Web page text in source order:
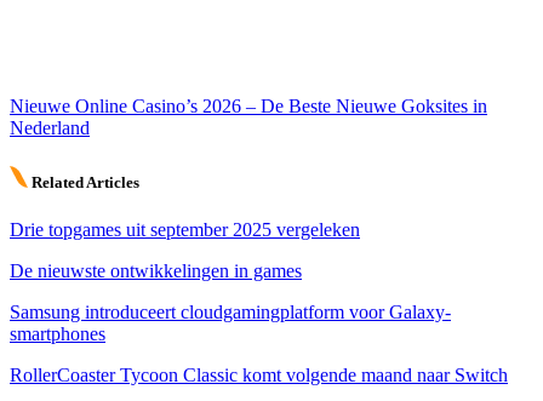
Nieuwe Online Casino’s 2026 – De Beste Nieuwe Goksites in
Nederland
Related Articles
Drie topgames uit september 2025 vergeleken
De nieuwste ontwikkelingen in games
Samsung introduceert cloudgamingplatform voor Galaxy-
smartphones
RollerCoaster Tycoon Classic komt volgende maand naar Switch